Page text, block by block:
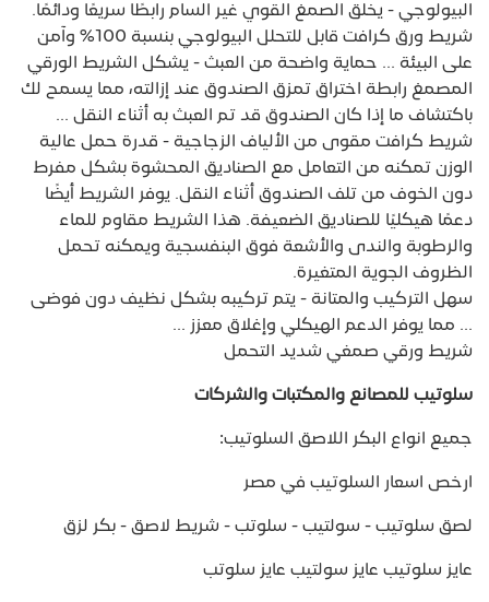
البيولوجي - يخلق الصمغ القوي غير السام رابطًا سريعًا ودائمًا.
شريط ورق كرافت قابل للتحلل البيولوجي بنسبة 100% وآمن
على البيئة ... حماية واضحة من العبث - يشكل الشريط الورقي
المصمغ رابطة اختراق تمزق الصندوق عند إزالته، مما يسمح لك
باكتشاف ما إذا كان الصندوق قد تم العبث به أثناء النقل ...
شريط كرافت مقوى من الألياف الزجاجية - قدرة حمل عالية
الوزن تمكنه من التعامل مع الصناديق المحشوة بشكل مفرط
دون الخوف من تلف الصندوق أثناء النقل. يوفر الشريط أيضًا
دعمًا هيكليًا للصناديق الضعيفة. هذا الشريط مقاوم للماء
والرطوبة والندى والأشعة فوق البنفسجية ويمكنه تحمل
الظروف الجوية المتغيرة.
سهل التركيب والمتانة - يتم تركيبه بشكل نظيف دون فوضى
... مما يوفر الدعم الهيكلي وإغلاق معزز ...
شريط ورقي صمغي شديد التحمل
سلوتيب للمصانع والمكتبات والشركات
جميع انواع البكر اللاصق السلوتيب:
ارخص اسعار السلوتيب في مصر
لصق سلوتيب - سولتيب - سلوتب - شريط لاصق - بكر لزق
عايز سلوتيب عايز سولتيب عايز سلوتب